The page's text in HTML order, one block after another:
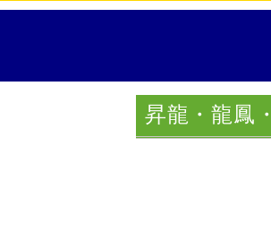
昇龍・龍鳳